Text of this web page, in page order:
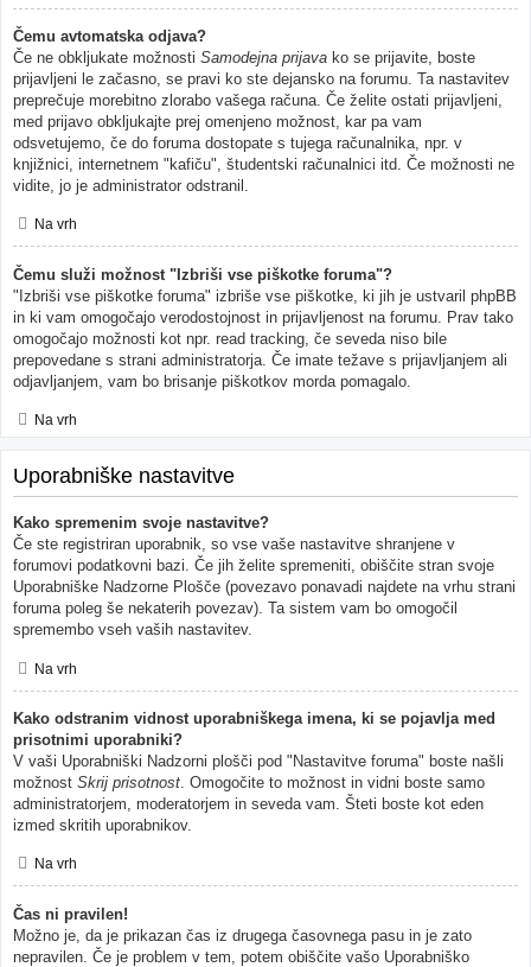
Čemu avtomatska odjava?
Če ne obkljukate možnosti Samodejna prijava ko se prijavite, boste
prijavljeni le začasno, se pravi ko ste dejansko na forumu. Ta nastavitev
preprečuje morebitno zlorabo vašega računa. Če želite ostati prijavljeni,
med prijavo obkljukajte prej omenjeno možnost, kar pa vam
odsvetujemo, če do foruma dostopate s tujega računalnika, npr. v
knjižnici, internetnem "kafiču", študentski računalnici itd. Če možnosti ne
vidite, jo je administrator odstranil.
Na vrh
Čemu služi možnost "Izbriši vse piškotke foruma"?
"Izbriši vse piškotke foruma" izbriše vse piškotke, ki jih je ustvaril phpBB
in ki vam omogočajo verodostojnost in prijavljenost na forumu. Prav tako
omogočajo možnosti kot npr. read tracking, če seveda niso bile
prepovedane s strani administratorja. Če imate težave s prijavljanjem ali
odjavljanjem, vam bo brisanje piškotkov morda pomagalo.
Na vrh
Uporabniške nastavitve
Kako spremenim svoje nastavitve?
Če ste registriran uporabnik, so vse vaše nastavitve shranjene v
forumovi podatkovni bazi. Če jih želite spremeniti, obiščite stran svoje
Uporabniške Nadzorne Plošče (povezavo ponavadi najdete na vrhu strani
foruma poleg še nekaterih povezav). Ta sistem vam bo omogočil
spremembo vseh vaših nastavitev.
Na vrh
Kako odstranim vidnost uporabniškega imena, ki se pojavlja med
prisotnimi uporabniki?
V vaši Uporabniški Nadzorni plošči pod "Nastavitve foruma" boste našli
možnost Skrij prisotnost . Omogočite to možnost in vidni boste samo
administratorjem, moderatorjem in seveda vam. Šteti boste kot eden
izmed skritih uporabnikov.
Na vrh
Čas ni pravilen!
Možno je, da je prikazan čas iz drugega časovnega pasu in je zato
nepravilen. Če je problem v tem, potem obiščite vašo Uporabniško